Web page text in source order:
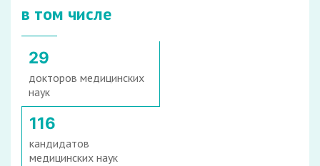
в том числе
29
докторов медицинских
наук
116
кандидатов
медицинских наук